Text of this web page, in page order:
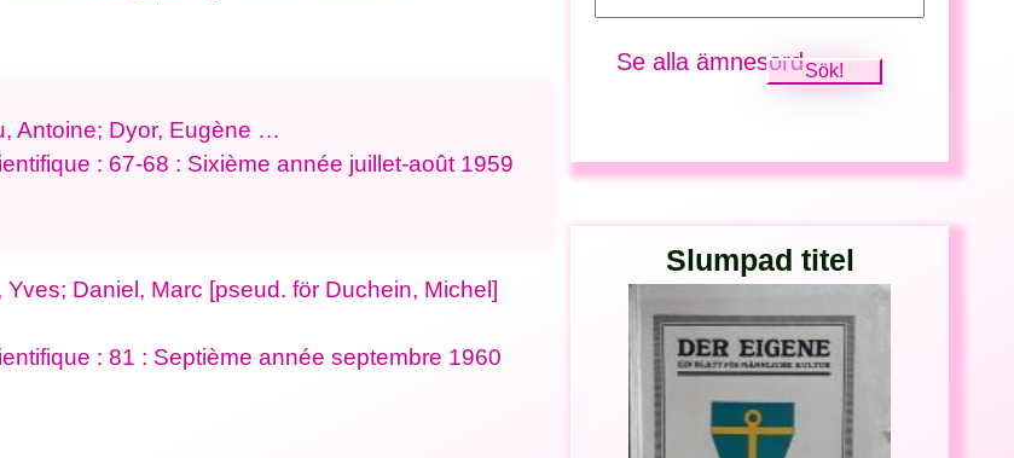
Se alla ämnesord
Slumpad titel
Antoine; Dyor, Eugène …
: 67-68 : Sixième année juillet-août 1959
Daniel, Marc [pseud. för Duchein, Michel]
: 81 : Septième année septembre 1960